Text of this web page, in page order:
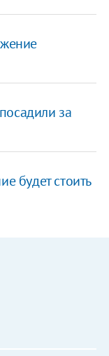
за
будет стоить